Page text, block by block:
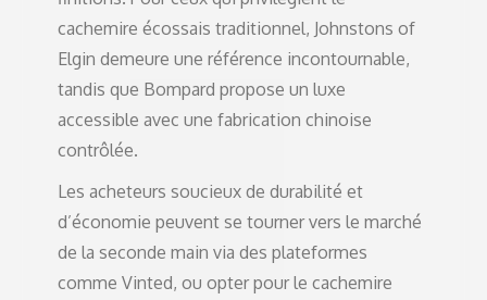
cachemire écossais traditionnel, Johnstons of
Elgin demeure une référence incontournable,
tandis que Bompard propose un luxe
accessible avec une fabrication chinoise
contrôlée.
Les acheteurs soucieux de durabilité et
d’économie peuvent se tourner vers le marché
de la seconde main via des plateformes
comme Vinted, ou opter pour le cachemire